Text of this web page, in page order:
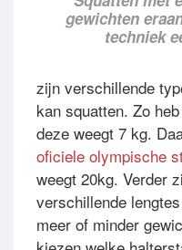
gewichten
techniek
zijn verschillende
kan squatten. Zo
deze weegt 7 kg.
oficiele olympische
weegt 20kg. Verder
verschillende
meer of minder